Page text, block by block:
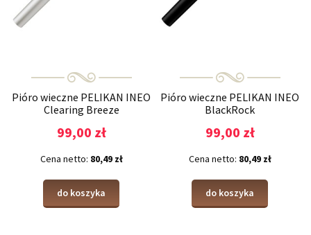
Pióro wieczne PELIKAN INEO
Clearing Breeze
99,00 zł
Cena netto: 80,49 zł
do koszyka
Pióro wieczne PELIKAN INEO
BlackRock
99,00 zł
Cena netto: 80,49 zł
do koszyka